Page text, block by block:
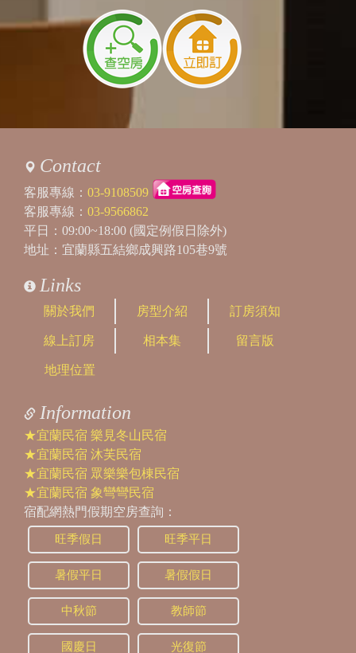
Nikki
主題：
包棟
請問有停車的地方嗎？有的話可停幾台車
您好，提供專屬車位，可以停四台
暑假包棟
回覆：
訪客：
蔡欣晏
主題：
住宿問題
內容：
私密留言，只有版主能看見
回覆：
對哦，包棟才有提供，那會建議下訂12人包
2023/10/20 21:10:46
黃浩瑋
主題：
回覆：
您好，週六都客滿了哦
Contact
客服專線： 03-9108509
客服專線： 03-9566862
平日：09:00~18:00 (國定例假日除外)
地址：宜蘭縣五結鄉成興路105巷9號
Links
關於我們 房型介紹 訂房須知
線上訂房 相本集 留言版
地理位置
Information
★宜蘭民宿 樂見冬山民宿
★宜蘭民宿 沐芙民宿
★宜蘭民宿 眾樂樂包棟民宿
★宜蘭民宿 象彎彎民宿
宿配網熱門假期空房查詢：
旺季假日 旺季平日
暑假平日 暑假假日
中秋節 教師節
國慶日 光復節